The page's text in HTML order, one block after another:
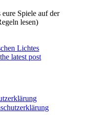
Spiele auf der
lesen)
Lichtes
latest post